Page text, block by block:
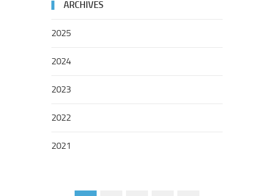
ARCHIVES
2025
2024
2023
2022
2021